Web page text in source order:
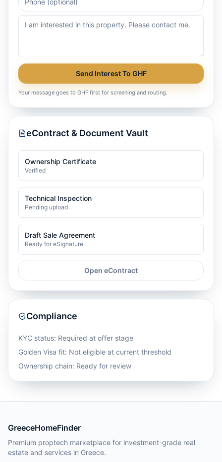
Send Interest To GHF
Your message goes to GHF first for screening and routing.
eContract & Document Vault
Ownership Certificate
Verified
Technical Inspection
Pending upload
Draft Sale Agreement
Ready for eSignature
Open eContract
Compliance
KYC status: Required at offer stage
Golden Visa fit: Not eligible at current threshold
Ownership chain: Ready for review
GreeceHomeFinder
Premium proptech marketplace for investment-grade real
estate and services in Greece.